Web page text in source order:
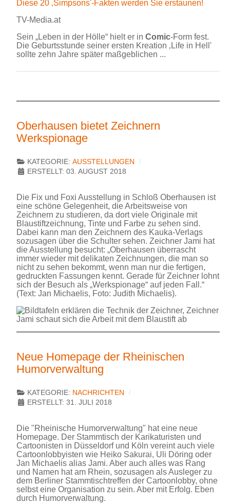
Diese 20 ‚Simpsons'-Fakten werden Sie erstaunen!
TV-Media.at
Sein „Leben in der Hölle“ hielt er in Comic-Form fest.
Die Geburtsstunde seiner ersten Kreation ‚Life in Hell'
sollte zehn Jahre später maßgeblichen ...
Oberhausen bietet Zeichnern
Werkspionage
KATEGORIE: AUSSTELLUNGEN
ERSTELLT: 03. AUGUST 2018
Die Fix und Foxi Ausstellung in Schloß Oberhausen ist
eine schöne Gelegenheit, die Arbeitsweise von
Zeichnern zu studieren, da dort viele Originale mit
Blaustiftzeichnung, Tinte und Farbe zu sehen sind.
Dabei kann man den Zeichnern des Kauka-Verlags
sozusagen über die Schulter sehen. Zeichner Jami hat
die Ausstellung besucht: „Oberhausen überrascht
immer wieder mit delikaten Zeichnungen, die man so
nicht zu sehen bekommt, wenn man nur die fertigen,
gedruckten Fassungen kennt. Gerade für Zeichner lohnt
sich der Besuch als „Werkspionage“ auf jeden Fall.“
(Text: Jan Michaelis, Foto: Judith Michaelis).
Neue Homepage der Rheinischen
Humorverwaltung
KATEGORIE: NACHRICHTEN
ERSTELLT: 31. JULI 2018
Die "Rheinische Humorverwaltung" hat eine neue
Homepage. Der Stammtisch der Karikaturisten und
Cartoonisten in Düsseldorf und Köln vereint auch viele
Cartoonlobbyisten wie Heiko Sakurai, Uli Döring oder
Jan Michaelis alias Jami. Aber auch alles was Rang
und Namen hat am Rhein, sozusagen als Ausleger zu
dem Berliner Stammtischtreffen der Cartoonlobby, ohne
selbst eine Organisation zu sein. Aber mit Erfolg. Eben
durch Humorverwaltung.